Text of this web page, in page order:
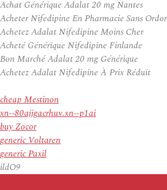
Achat Générique Adalat 20 mg Nantes
Acheter Nifedipine En Pharmacie Sans
Achetez Adalat Nifedipine Moins Cher
Acheté Générique Nifedipine Finlande
Bon Marché Adalat 20 mg Générique
Achetez Adalat Nifedipine À Prix Réduit
cheap Mestinon
xn--80ajjgacrhuv.xn--p1ai
buy Zocor
generic Voltaren
generic Paxil
ildO9